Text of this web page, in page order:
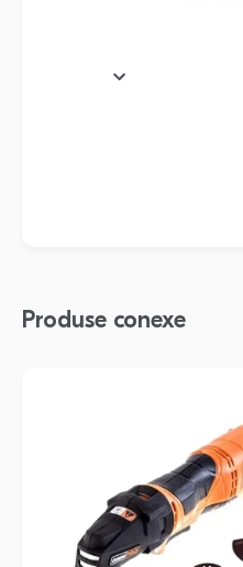
Produse conexe